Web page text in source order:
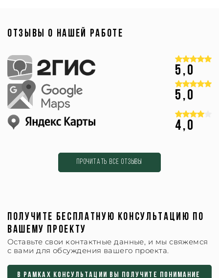
ОТЗЫВЫ О НАШЕЙ РАБОТЕ
5,0
5,0
4,0
Прочитать все отзывы
ПОЛУЧИТЕ БЕСПЛАТНУЮ КОНСУЛЬТАЦИЮ ПО
ВАШЕМУ ПРОЕКТУ
Оставьте свои контактные данные, и мы свяжемся
с вами для обсуждения вашего проекта.
В рамках консультации вы получите понимание